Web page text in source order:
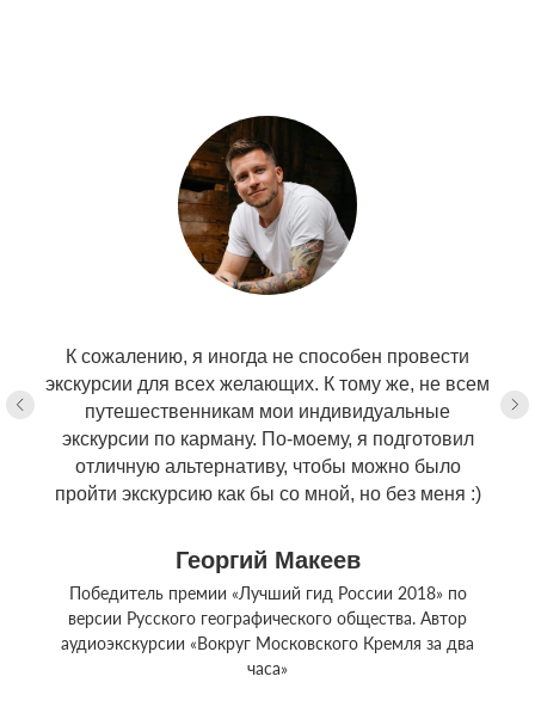
К сожалению, я иногда не способен провести
экскурсии для всех желающих. К тому же, не всем
путешественникам мои индивидуальные
экскурсии по карману. По-моему, я подготовил
отличную альтернативу, чтобы можно было
пройти экскурсию как бы со мной, но без меня :)
Георгий Макеев
Победитель премии «Лучший гид России 2018» по
версии Русского географического общества. Автор
аудиоэкскурсии «Вокруг Московского Кремля за два
часа»